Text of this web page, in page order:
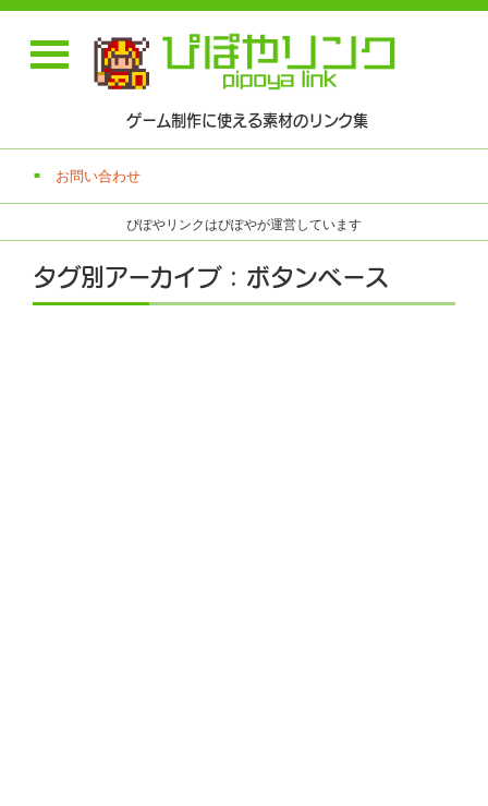
ゲーム制作に使える素材のリンク集
お問い合わせ
ぴぽやリンクはぴぽやが運営しています
タグ別アーカイブ : ボタンベース